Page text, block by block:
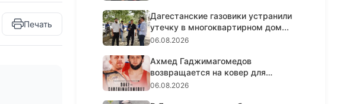
Печать
Дагестанские газовики устранили
утечку в многоквартирном дом...
06.08.2026
Ахмед Гаджимагомедов
возвращается на ковер для
титульного ре...
06.08.2026